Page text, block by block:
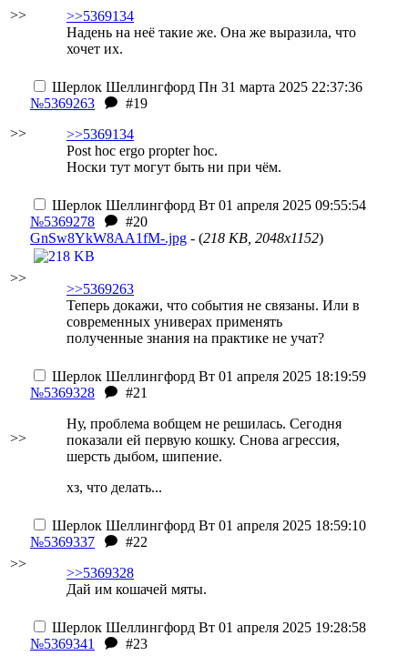
>>
>>5369134
Надень на неё такие же. Она же выразила, что
хочет их.
>>
Шерлок Шеллингфорд Пн 31 марта 2025 22:37:36
№5369263
#19
>>5369134
Post hoc ergo propter hoc.
Носки тут могут быть ни при чём.
>>
Шерлок Шеллингфорд Вт 01 апреля 2025 09:55:54
№5369278
#20
GnSw8YkW8AA1fM-.jpg - (218 KB, 2048x1152)
>>5369263
Теперь докажи, что события не связаны. Или в
современных универах применять
полученные знания на практике не учат?
>>
Шерлок Шеллингфорд Вт 01 апреля 2025 18:19:59
№5369328
#21
Ну, проблема вобщем не решилась. Сегодня
показали ей первую кошку. Снова агрессия,
шерсть дыбом, шипение.
хз, что делать...
>>
Шерлок Шеллингфорд Вт 01 апреля 2025 18:59:10
№5369337
#22
>>5369328
Дай им кошачей мяты.
Шерлок Шеллингфорд Вт 01 апреля 2025 19:28:58
№5369341
#23